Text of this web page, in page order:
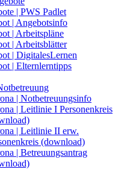
| PWS Padlet
| Angebotsinfo
| Arbeitspläne
| Arbeitsblätter
| DigitalesLernen
| Elternlerntipps
| Notbetreuungsinfo
| Leitlinie I Personenkreis
| Leitlinie II erw.
(download)
| Betreuungsantrag